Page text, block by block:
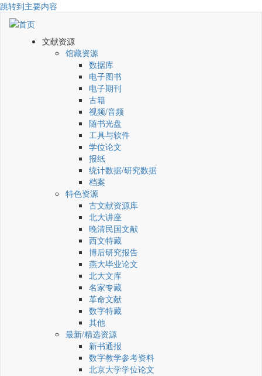
跳转到主要内容
文献资源
馆藏资源
数据库
电子图书
电子期刊
古籍
视频/音频
随书光盘
工具与软件
学位论文
报纸
统计数据/研究数据
档案
特色资源
古文献资源库
北大讲座
晚清民国文献
西文特藏
博后研究报告
燕大毕业论文
北大文库
名家专藏
革命文献
数字特藏
其他
最新/精选资源
新书通报
数字教学参考资料
北京大学学位论文